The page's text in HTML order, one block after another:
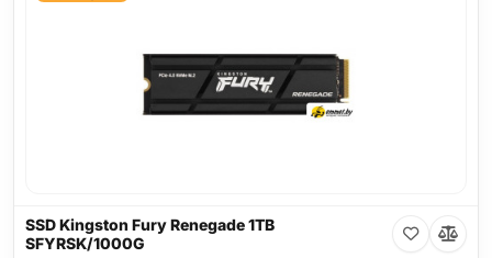
SSD Kingston Fury Renegade 1TB
SFYRSK/1000G